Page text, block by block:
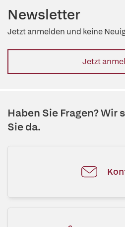
Newsletter
Jetzt anmelden und keine
Jetzt
Haben Sie Fragen? Wir
Sie da.